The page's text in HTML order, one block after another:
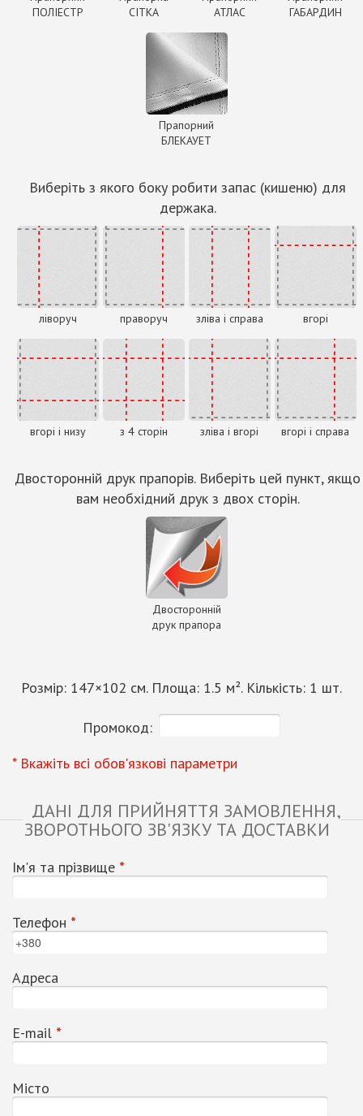
ПОЛІЕСТР
СІТКА
АТЛАС
ГАБАРДИН
Прапорний
БЛЕКАУЕТ
Виберіть з якого боку робити запас (кишеню) для
держака.
ліворуч праворуч зліва і справа вгорі
вгорі і низу з 4 сторін зліва і вгорі вгорі і справа
Двосторонній друк прапорів. Виберіть цей пункт, якщо
вам необхідний друк з двох сторін.
Двосторонній
друк прапора
Розмір: 147×102 см. Площа: 1.5 м². Кількість: 1 шт.
Промокод:
* Вкажіть всі обов'язкові параметри
ДАНІ ДЛЯ ПРИЙНЯТТЯ ЗАМОВЛЕННЯ,
ЗВОРОТНЬОГО ЗВ'ЯЗКУ ТА ДОСТАВКИ
Ім'я та прізвище *
Телефон *
Адреса
Е-mail *
Місто